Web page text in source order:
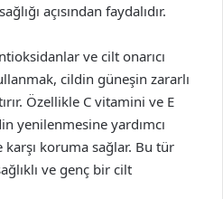
açısından faydalıdır.
ve cilt onarıcı
cildin güneşin zararlı
Özellikle C vitamini ve E
yenilenmesine yardımcı
koruma sağlar. Bu tür
ve genç bir cilt